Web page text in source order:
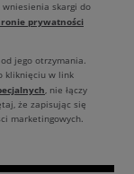
skargi do
prywatności
jego otrzymania.
kliknięciu w link
, nie łączy
że zapisując się
marketingowych.